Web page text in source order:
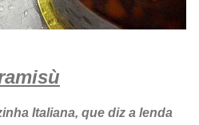
Italiana, que diz a lenda